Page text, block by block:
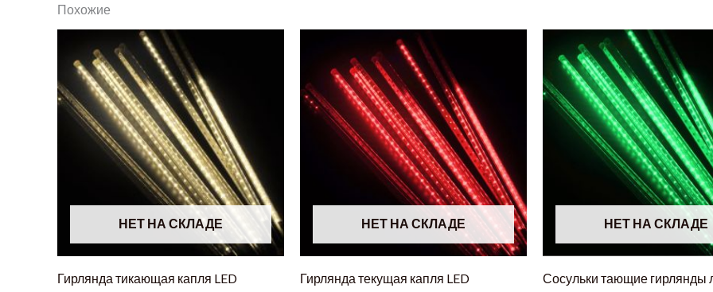
Похожие
НЕТ НА СКЛАДЕ
Гирлянда тикающая капля LED
НЕТ НА СКЛАДЕ
Гирлянда текущая капля LED
НЕТ НА СКЛАДЕ
Сосульки тающие гирлянды